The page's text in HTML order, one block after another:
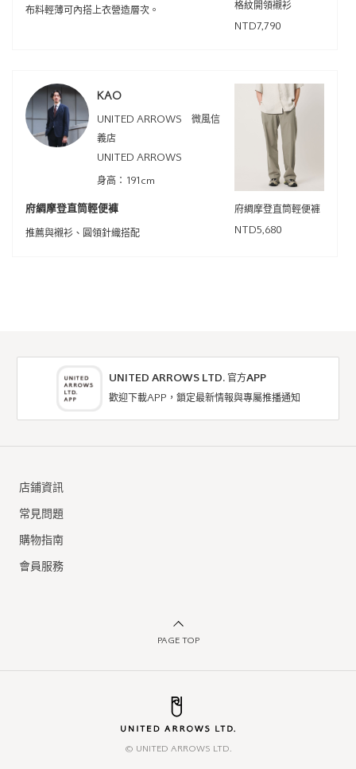
布料輕薄可內搭上衣營造層次。
格紋開領襯衫
NTD7,790
KAO
UNITED ARROWS 微風信
義店
UNITED ARROWS
身高：191cm
府綢摩登直筒輕便褲
推薦與襯衫、圓領針織搭配
府綢摩登直筒輕便褲
NTD5,680
UNITED ARROWS LTD. 官方APP
歡迎下載APP，鎖定最新情報與專屬推播通知
店鋪資訊
常見問題
購物指南
會員服務
PAGE TOP
© UNITED ARROWS LTD.